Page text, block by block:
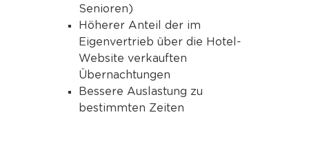
Senioren)
Höherer Anteil der im
Eigenvertrieb über die Hotel-
Website verkauften
Übernachtungen
Bessere Auslastung zu
bestimmten Zeiten